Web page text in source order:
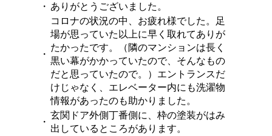
・ ありがとうございました。
・
コロナの状況の中、お疲れ様でした。足
場が思っていた以上に早く取れてありが
たかったです。（隣のマンションは長く
黒い幕がかかっていたので、そんなもの
だと思っていたので。）エントランスだ
けじゃなく、エレベーター内にも洗濯物
情報があったのも助かりました。
・
玄関ドア外側丁番側に、枠の塗装がはみ
出しているところがあります。